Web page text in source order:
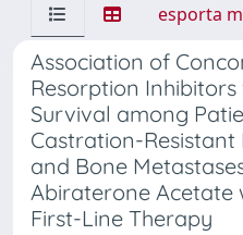
esporta
Association of
Resorption
Survival among
Castration-
and Bone
Abiraterone Acetate
First-Line Therapy